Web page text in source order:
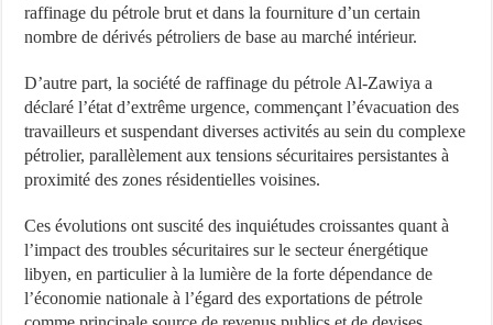
raffinage du pétrole brut et dans la fourniture d’un certain
nombre de dérivés pétroliers de base au marché intérieur.
D’autre part, la société de raffinage du pétrole Al-Zawiya a
déclaré l’état d’extrême urgence, commençant l’évacuation des
travailleurs et suspendant diverses activités au sein du complexe
pétrolier, parallèlement aux tensions sécuritaires persistantes à
proximité des zones résidentielles voisines.
Ces évolutions ont suscité des inquiétudes croissantes quant à
l’impact des troubles sécuritaires sur le secteur énergétique
libyen, en particulier à la lumière de la forte dépendance de
l’économie nationale à l’égard des exportations de pétrole